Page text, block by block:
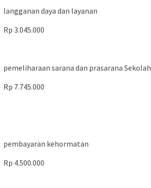
langganan daya dan layanan
Rp 3.045.000
pemeliharaan sarana dan prasarana Sekolah
Rp 7.745.000
pembayaran kehormatan
Rp 4.500.000